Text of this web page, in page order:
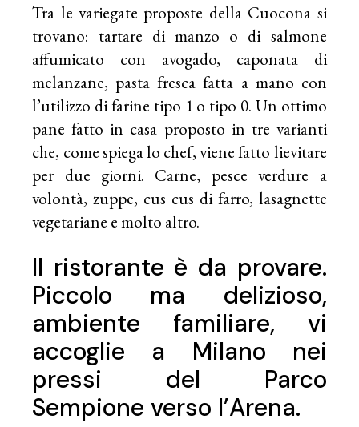
Tra le variegate proposte della Cuocona si
trovano: tartare di manzo o di salmone
affumicato con avogado, caponata di
melanzane, pasta fresca fatta a mano con
l’utilizzo di farine tipo 1 o tipo 0. Un ottimo
pane fatto in casa proposto in tre varianti
che, come spiega lo chef, viene fatto lievitare
per due giorni. Carne, pesce verdure a
volontà, zuppe, cus cus di farro, lasagnette
vegetariane e molto altro.
Il ristorante è da provare.
Piccolo ma delizioso,
ambiente familiare, vi
accoglie a Milano nei
pressi del Parco
Sempione verso l’Arena.